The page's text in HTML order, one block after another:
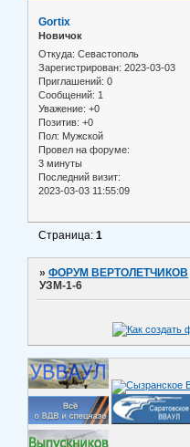
Gortix
Новичок
Откуда: Севастополь
Зарегистрирован: 2023-03-03
Приглашений: 0
Сообщений: 1
Уважение: +0
Позитив: +0
Пол: Мужской
Провел на форуме:
3 минуты
Последний визит:
2023-03-03 11:55:09
Страница:1
»ФОРУМ ВЕРТОЛЕТЧИКОВ
УЗМ-1-6